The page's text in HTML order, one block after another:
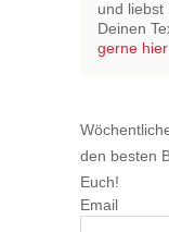
und liebst
Deinen
gerne hier
den besten
Euch!
Email